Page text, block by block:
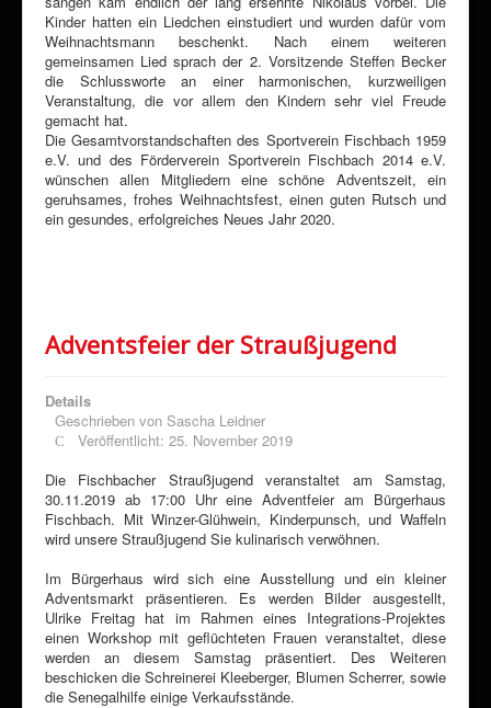
Kinder hatten ein Liedchen einstudiert und wurden dafür vom
Weihnachtsmann beschenkt. Nach einem weiteren
gemeinsamen Lied sprach der 2. Vorsitzende Steffen Becker
die Schlussworte an einer harmonischen, kurzweiligen
Veranstaltung, die vor allem den Kindern sehr viel Freude
gemacht hat.
Die Gesamtvorstandschaften des Sportverein Fischbach 1959
e.V. und des Förderverein Sportverein Fischbach 2014 e.V.
wünschen allen Mitgliedern eine schöne Adventszeit, ein
geruhsames, frohes Weihnachtsfest, einen guten Rutsch und
ein gesundes, erfolgreiches Neues Jahr 2020.
Adventsfeier der Straußjugend
Details
Geschrieben von Sascha Leidner
Veröffentlicht: 25. November 2019
Die Fischbacher Straußjugend veranstaltet am Samstag,
30.11.2019 ab 17:00 Uhr eine Adventfeier am Bürgerhaus
Fischbach. Mit Winzer-Glühwein, Kinderpunsch, und Waffeln
wird unsere Straußjugend Sie kulinarisch verwöhnen.
Im Bürgerhaus wird sich eine Ausstellung und ein kleiner
Adventsmarkt präsentieren. Es werden Bilder ausgestellt,
Ulrike Freitag hat im Rahmen eines Integrations-Projektes
einen Workshop mit geflüchteten Frauen veranstaltet, diese
werden an diesem Samstag präsentiert. Des Weiteren
beschicken die Schreinerei Kleeberger, Blumen Scherrer, sowie
die Senegalhilfe einige Verkaufsstände.